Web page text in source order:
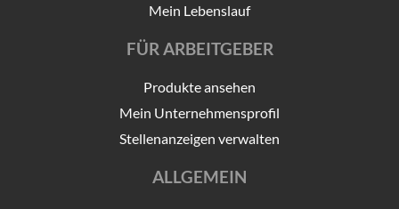
Mein Lebenslauf
FÜR ARBEITGEBER
Produkte ansehen
Mein Unternehmensprofil
Stellenanzeigen verwalten
ALLGEMEIN